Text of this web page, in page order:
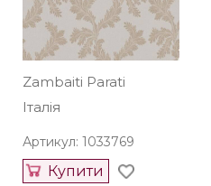
Zambaiti Parati
Італія
Артикул: 1033769
Купити